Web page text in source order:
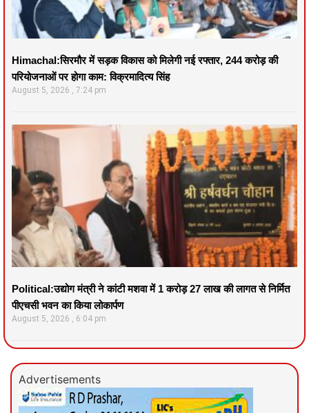
Himachal:सिरमौर में सड़क विकास को मिलेगी नई रफ्तार, 244 करोड़ की
परियोजनाओं पर होगा काम: विक्रमादित्य सिंह
August 5, 2026 7:24 pm
Political:उद्योग मंत्री ने कांटी मशवा में 1 करोड़ 27 लाख की लागत से निर्मित
पीएचसी भवन का किया लोकार्पण
August 5, 2026 6:04 pm
Advertisements